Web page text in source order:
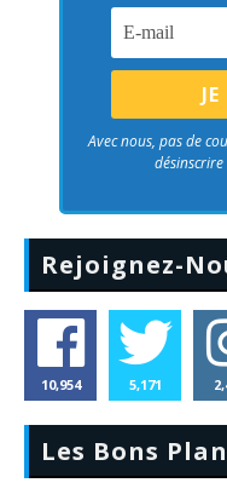
Avec nous, pas de
Rejoignez-
10,954 5,171
Les Bons